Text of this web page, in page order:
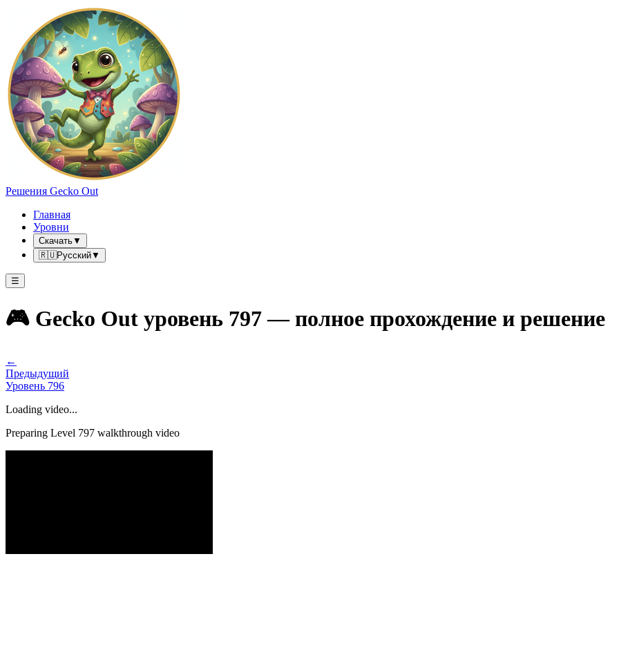
Решения Gecko Out
Главная
Уровни
Скачать▼
🇷🇺Русский▼
☰
🎮 Gecko Out уровень 797 — полное прохождение и решение
←
Предыдущий
Уровень 796
Loading video...
Preparing Level 797 walkthrough video